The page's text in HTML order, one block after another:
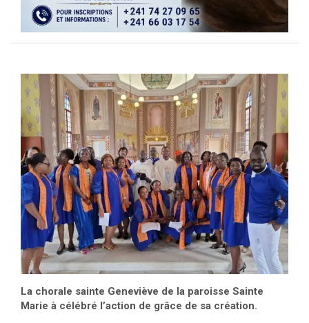
La chorale sainte Geneviève de la paroisse Sainte
Marie à célébré l’action de grâce de sa création.